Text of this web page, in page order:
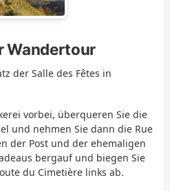
Wandertour
der Salle des Fêtes in
vorbei, überqueren Sie die
und nehmen Sie dann die Rue
der Post und der ehemaligen
bergauf und biegen Sie
du Cimetière links ab.